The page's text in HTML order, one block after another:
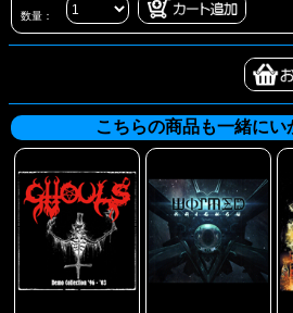
数量：
こちらの商品も一緒にい